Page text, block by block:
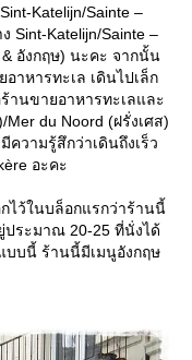
Katelijn/Sainte –
Sint-Katelijn/Sainte –
อังกฤษ) นะคะ จากนั้น
าหารทะเล เดินไปเล็ก
านขายอาหารทะเลและ
du Noord (ฝรั่งเศส)
วามรู้สึกว่าเดินถึงเร็ว
อะคะ
ไว้ในบล็อกแรกว่าร้านนี้
ประมาณ 20-25 ที่นั่งได้
บนี้ ร้านนี้มีเมนูอังกฤษ